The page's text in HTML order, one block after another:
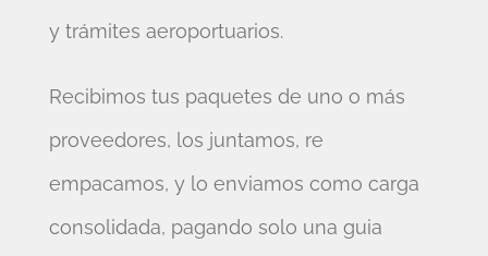
y trámites aeroportuarios.
Recibimos tus paquetes de uno o más
proveedores, los juntamos, re
empacamos, y lo enviamos como carga
consolidada, pagando solo una guia